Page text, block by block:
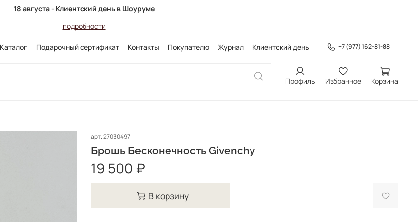
18 августа - Клиентский день в Шоуруме
подробности
Каталог Подарочный сертификат Контакты Покупателю Журнал Клиентский день +7 (977) 162-81-88
Профиль Избранное Корзина
арт.27030497
Брошь Бесконечность Givenchy
19 500 ₽
В корзину